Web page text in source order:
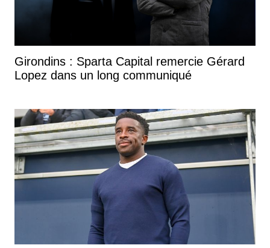
Girondins : Sparta Capital remercie Gérard
Lopez dans un long communiqué